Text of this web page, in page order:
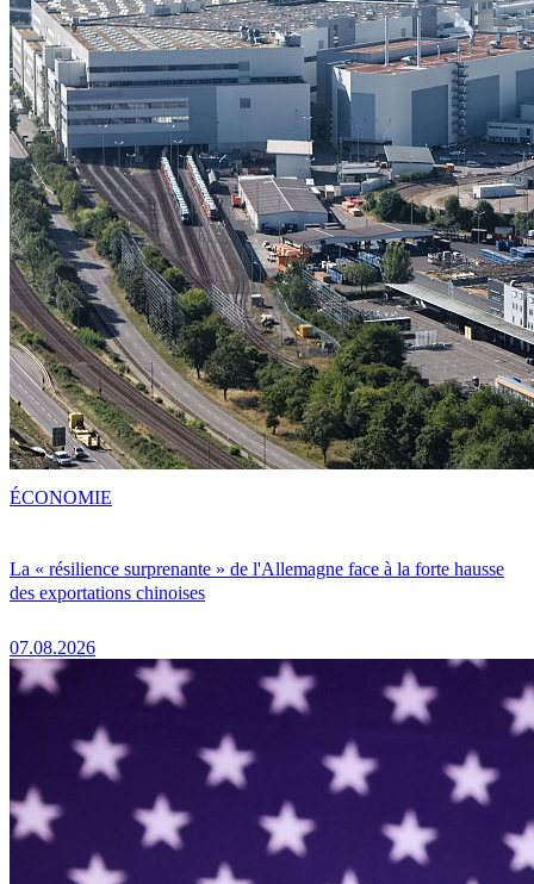
La « résilience surprenante » de l'Allemagne face à la forte hausse
des exportations chinoises
07.08.2026
ÉCONOMIE